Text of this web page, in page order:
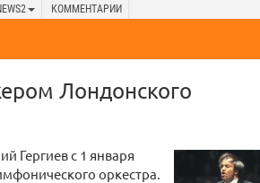
КОММЕНТАРИИ
Лондонского
Гергиев с 1 января
оркестра.